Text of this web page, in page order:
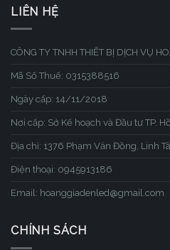
LIÊN HỆ
CÔNG TY TNHH THIẾT BỊ DỊCH VỤ
Mã Số Thuế: 0315388516
Ngày cấp: 14/11/2018
Nơi cấp: Sở Kế hoạch và Đầu tư TP.
Địa chỉ: 1376 Phạm Văn Đồng, Linh
Điện thoại: 0945913186
Email: hoanggiadenled@gmail.com
CHÍNH SÁCH